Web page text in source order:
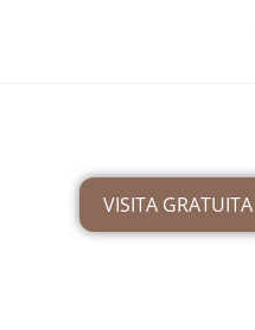
VISITA GRATUITA